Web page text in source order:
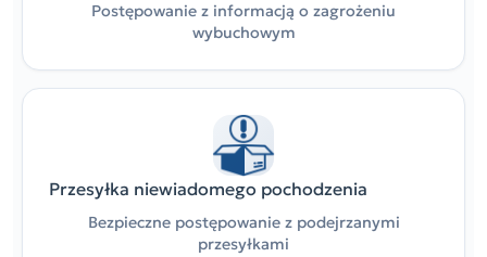
Postępowanie z informacją o zagrożeniu
wybuchowym
Przesyłka niewiadomego pochodzenia
Bezpieczne postępowanie z podejrzanymi
przesyłkami